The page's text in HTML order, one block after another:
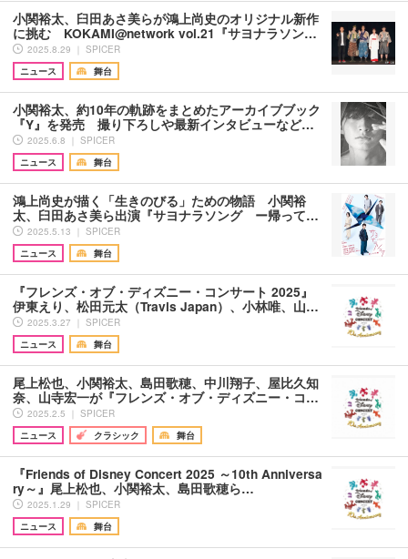
小関裕太、臼田あさ美らが鴻上尚史のオリジナル新作
に挑む KOKAMI@network vol.21『サヨナラソン…
2025.8.29 ｜ SPICER
ニュース
舞台
小関裕太、約10年の軌跡をまとめたアーカイブブック
『Y』を発売 撮り下ろしや最新インタビューなど…
2025.6.8 ｜ SPICER
ニュース
舞台
鴻上尚史が描く「生きのびる」ための物語 小関裕
太、臼田あさ美ら出演『サヨナラソング ー帰って…
2025.5.13 ｜ SPICER
ニュース
舞台
『フレンズ・オブ・ディズニー・コンサート 2025』
伊東えり、松田元太（Travis Japan）、小林唯、山…
2025.3.27 ｜ SPICER
ニュース
舞台
尾上松也、小関裕太、島田歌穂、中川翔子、屋比久知
奈、山寺宏一が『フレンズ・オブ・ディズニー・コ…
2025.2.5 ｜ SPICER
ニュース
クラシック 舞台
『Friends of Disney Concert 2025 ～10th Anniversa
ry～』尾上松也、小関裕太、島田歌穂ら…
2025.1.29 ｜ SPICER
ニュース
舞台